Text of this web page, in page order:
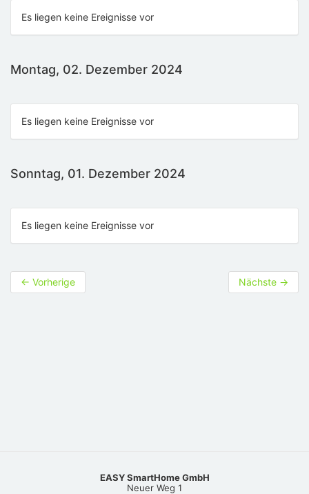
Es liegen keine Ereignisse vor
Montag, 02. Dezember 2024
Es liegen keine Ereignisse vor
Sonntag, 01. Dezember 2024
Es liegen keine Ereignisse vor
← Vorherige Nächste →
EASY SmartHome GmbH
Neuer Weg 1